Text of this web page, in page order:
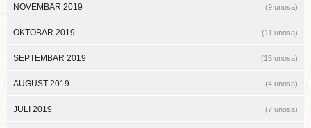
NOVEMBAR 2019 (9 unosa)
OKTOBAR 2019 (11 unosa)
SEPTEMBAR 2019 (15 unosa)
AUGUST 2019 (4 unosa)
JULI 2019 (7 unosa)